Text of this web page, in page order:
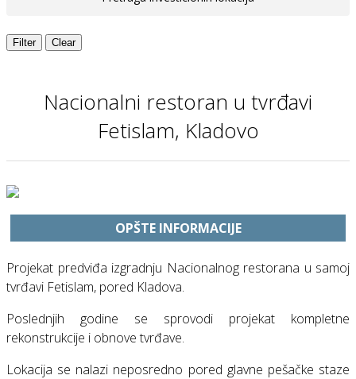
Nacionalni restoran u tvrđavi
Fetislam, Kladovo
OPŠTE INFORMACIJE
Projekat predviđa izgradnju Nacionalnog restorana u samoj
tvrđavi Fetislam, pored Kladova.
Poslednjih godine se sprovodi projekat kompletne
rekonstrukcije i obnove tvrđave.
Lokacija se nalazi neposredno pored glavne pešačke staze